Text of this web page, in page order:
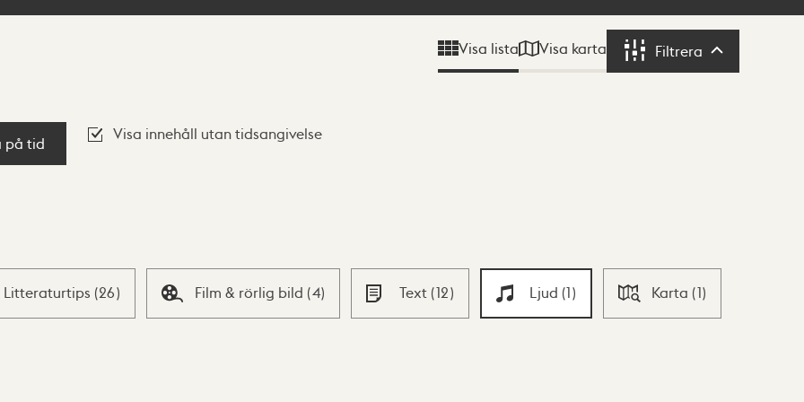
Visa lista Visa karta Filtrera Filtrera
på tid
Visa innehåll utan tidsangivelse
Litteraturtips (26) Film & rörlig bild (4) Text (12) Ljud (1) Karta (1)